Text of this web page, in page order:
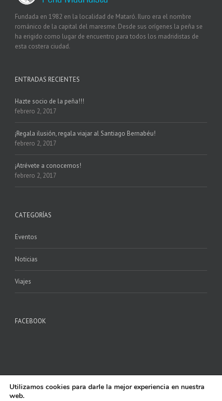
Fundada en 1982 en la localidad de Mataró. Iluro era el nombre
románico de la capital del maresme. Desde sus orígenes la peña se
ha erigido como lugar de encuentro para todos los madridistas de
esta costera ciudad.
ENTRADAS RECIENTES
Hazte socio de la peña!!!
febrero 2, 2017
¡Regala ilusión, regala viajar al Santiago Bernabéu!
febrero 2, 2017
¡Atrévete a conocernos!
febrero 2, 2017
CATEGORÍAS
Eventos
Noticias
Viajes
FACEBOOK
Utilizamos cookies para darle la mejor experiencia en nuestra
web.